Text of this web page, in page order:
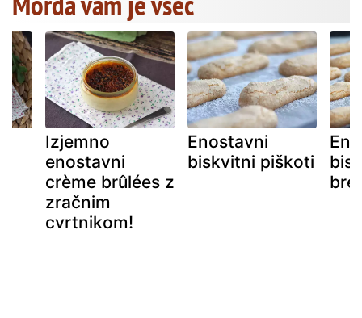
Izjemno
enostavni
crème brûlées z
zračnim
cvrtnikom!
Enostavni
biskvitni piškoti